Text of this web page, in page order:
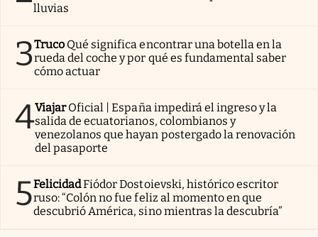
lluvias
3Truco Qué significa encontrar una botella en la
rueda del coche y por qué es fundamental saber
cómo actuar
4Viajar Oficial | España impedirá el ingreso y la
salida de ecuatorianos, colombianos y
venezolanos que hayan postergado la renovación
del pasaporte
5FelicidadFiódor Dostoievski, histórico escritor
ruso: “Colón no fue feliz al momento en que
descubrió América, sino mientras la descubría”